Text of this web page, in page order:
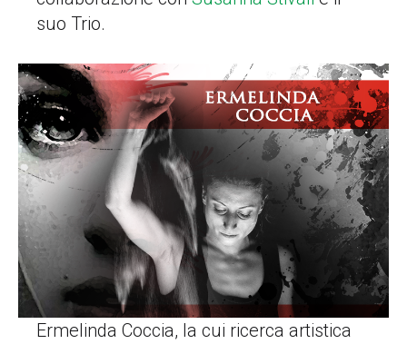
suo Trio.
Ermelinda Coccia, la cui ricerca artistica